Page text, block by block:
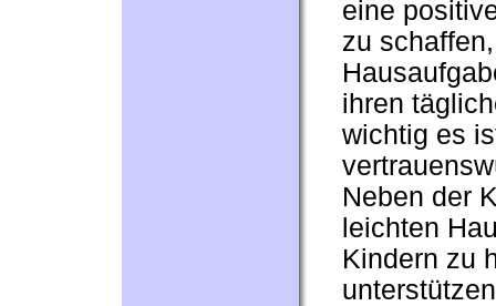
eine
zu
ihren
wichtig es
Neben der
leichten
Kindern zu